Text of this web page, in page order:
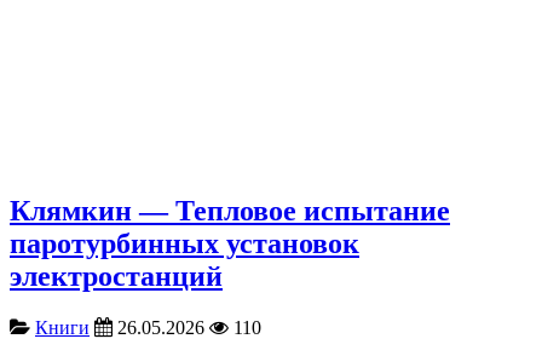
Клямкин — Тепловое испытание
паротурбинных установок
электростанций
Книги 26.05.2026
110